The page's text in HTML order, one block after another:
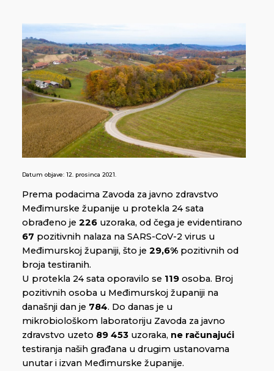
Datum objave: 12. prosinca 2021.
Prema podacima Zavoda za javno zdravstvo
Međimurske županije u protekla 24 sata
obrađeno je 226 uzoraka, od čega je evidentirano
67 pozitivnih nalaza na SARS-CoV-2 virus u
Međimurskoj županiji, što je 29,6% pozitivnih od
broja testiranih.
U protekla 24 sata oporavilo se 119 osoba. Broj
pozitivnih osoba u Međimurskoj županiji na
današnji dan je 784. Do danas je u
mikrobiološkom laboratoriju Zavoda za javno
zdravstvo uzeto 89 453 uzoraka, ne računajući
testiranja naših građana u drugim ustanovama
unutar i izvan Međimurske županije.